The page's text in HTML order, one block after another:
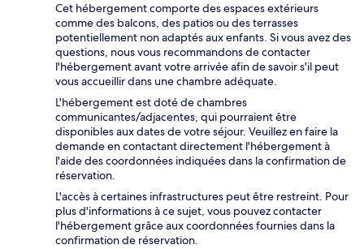
Cet hébergement comporte des espaces extérieurs
comme des balcons, des patios ou des terrasses
potentiellement non adaptés aux enfants. Si vous avez des
questions, nous vous recommandons de contacter
l'hébergement avant votre arrivée afin de savoir s'il peut
vous accueillir dans une chambre adéquate.
L'hébergement est doté de chambres
communicantes/adjacentes, qui pourraient être
disponibles aux dates de votre séjour. Veuillez en faire la
demande en contactant directement l'hébergement à
l'aide des coordonnées indiquées dans la confirmation de
réservation.
L'accès à certaines infrastructures peut être restreint. Pour
plus d'informations à ce sujet, vous pouvez contacter
l'hébergement grâce aux coordonnées fournies dans la
confirmation de réservation.